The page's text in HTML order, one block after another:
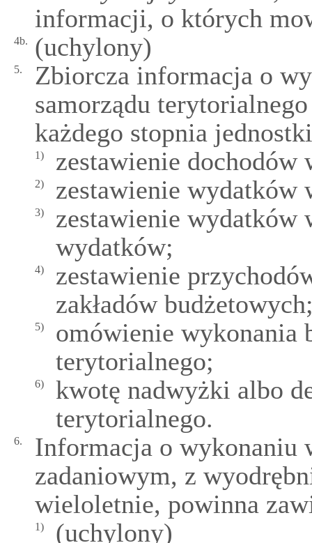
informacji, o których
4b. (uchylony)
5.
Zbiorcza informacja o
samorządu
każdego stopnia
1) zestawienie dochodów
2) zestawienie wydatków
3)
zestawienie wydatków
wydatków;
4)
zestawienie
zakładów
5)
omówienie wykonania
terytorialnego;
6)
kwotę nadwyżki albo
terytorialnego.
6.
Informacja o wykonaniu
zadaniowym, z
wieloletnie, powinna
1) (uchylony)